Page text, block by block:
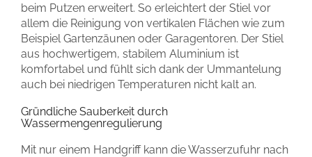
beim Putzen erweitert. So erleichtert der Stiel vor
allem die Reinigung von vertikalen Flächen wie zum
Beispiel Gartenzäunen oder Garagentoren. Der Stiel
aus hochwertigem, stabilem Aluminium ist
komfortabel und fühlt sich dank der Ummantelung
auch bei niedrigen Temperaturen nicht kalt an.
Gründliche Sauberkeit durch
Wassermengenregulierung
Mit nur einem Handgriff kann die Wasserzufuhr nach